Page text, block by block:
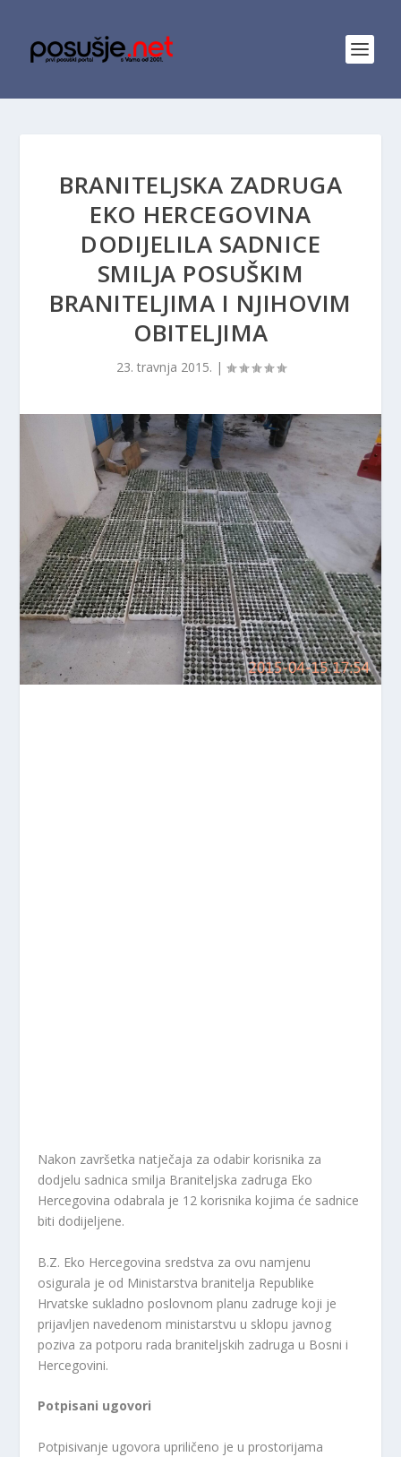
BRANITELJSKA ZADRUGA
EKO HERCEGOVINA
DODIJELILA SADNICE
SMILJA POSUŠKIM
BRANITELJIMA I NJIHOVIM
OBITELJIMA
23. travnja 2015. |
Nakon završetka natječaja za odabir korisnika za
dodjelu sadnica smilja Braniteljska zadruga Eko
Hercegovina odabrala je 12 korisnika kojima će sadnice
biti dodijeljene.
B.Z. Eko Hercegovina sredstva za ovu namjenu
osigurala je od Ministarstva branitelja Republike
Hrvatske sukladno poslovnom planu zadruge koji je
prijavljen navedenom ministarstvu u sklopu javnog
poziva za potporu rada braniteljskih zadruga u Bosni i
Hercegovini.
Potpisani ugovori
Potpisivanje ugovora upriličeno je u prostorijama